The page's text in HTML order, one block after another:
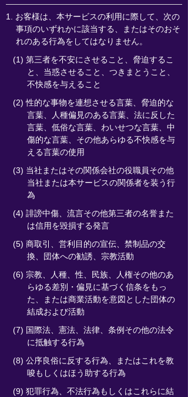
1. お客様は、本サービスの利用に際して、次の
事項のいずれかに該当する、またはそのおそ
れのある行為をしてはなりません。
(1) 第三者を不安にさせること、脅迫するこ
と、当惑させること、つきまとうこと、
不快感を与えること
(2) 性的な事物を連想させる言葉、脅迫的な
言葉、人種偏見のある言葉、法に反した
言葉、低俗な言葉、わいせつな言葉、中
傷的な言葉、その他あらゆる不快感を与
える言葉の使用
(3) 当社またはその関係会社の役職員その他
当社または本サービスの関係者を装う行
為
(4) 誹謗中傷、流言その他第三者の名誉また
は信用を毀損する発言
(5) 商取引、営利目的の宣伝、禁制品の交
換、団体への勧誘、宗教活動
(6) 宗教、人種、性、民族、人権その他のあ
らゆる差別・偏見に基づく信条をもっ
た、または商業活動を意図とした団体の
結成および活動
(7) 国際法、憲法、法律、条例その他の法令
に抵触する行為
(8) 公序良俗に反する行為、またはこれを教
唆もしくはほう助する行為
(9) 犯罪行為、不法行為もしくはこれらに結